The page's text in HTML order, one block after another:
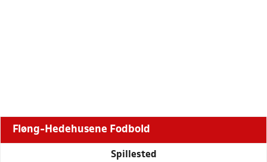
Fløng-Hedehusene Fodbold
Spillested